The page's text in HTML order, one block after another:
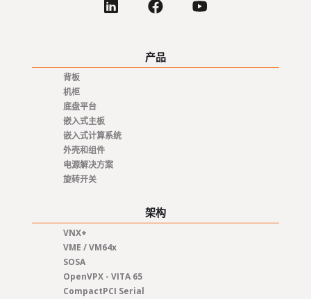
产品
背板
机柜
底盘平台
嵌入式主板
嵌入式计算系统
外壳和组件
电源解决方案
旋转开关
架构
VNX+
VME / VM64x
SOSA
OpenVPX - VITA 65
CompactPCI Serial